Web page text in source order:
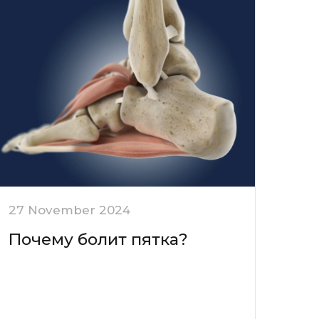
27 November 2024
Почему болит пятка?